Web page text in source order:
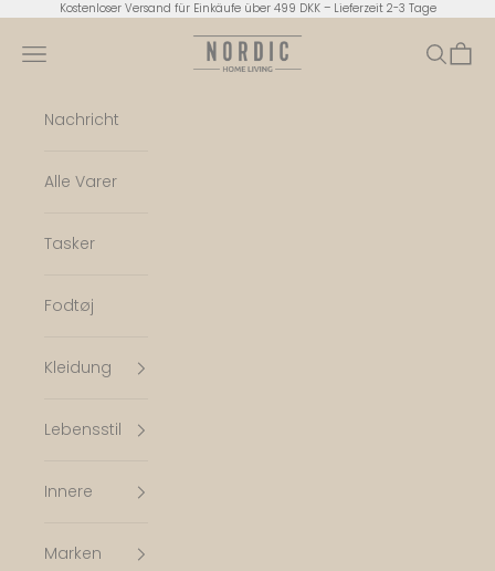
Zum Inhalt springen
Kostenloser Versand für Einkäufe über 499 DKK – Lieferzeit 2-3 Tage
Nordic Home Living
Menü Suchen
Nachricht
Alle Varer
Tasker
Fodtøj
Kleidung
Lebensstil
Innere
Marken